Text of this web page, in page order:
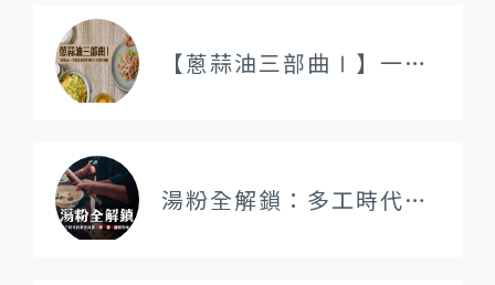
【蔥蒜油三部曲Ⅰ】一瓶搞定餐飲三大隱形痛點，輕鬆提升風味
湯粉全解鎖：多工時代的秘密武器，炒、拌、滷都對味！